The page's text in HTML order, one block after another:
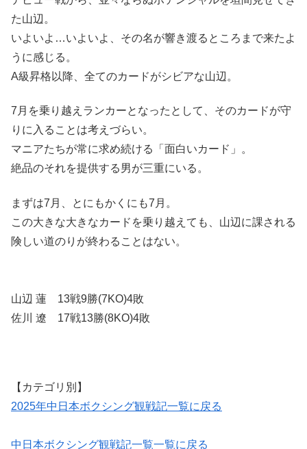
た山辺。
いよいよ…いよいよ、その名が響き渡るところまで来たよ
うに感じる。
A級昇格以降、全てのカードがシビアな山辺。
7月を乗り越えランカーとなったとして、そのカードが守
りに入ることは考えづらい。
マニアたちが常に求め続ける「面白いカード」。
絶品のそれを提供する男が三重にいる。
まずは7月、とにもかくにも7月。
この大きな大きなカードを乗り越えても、山辺に課される
険しい道のりが終わることはない。
山辺 蓮 13戦9勝(7KO)4敗
佐川 遼 17戦13勝(8KO)4敗
【カテゴリ別】
2025年中日本ボクシング観戦記一覧に戻る
中日本ボクシング観戦記一覧一覧に戻る